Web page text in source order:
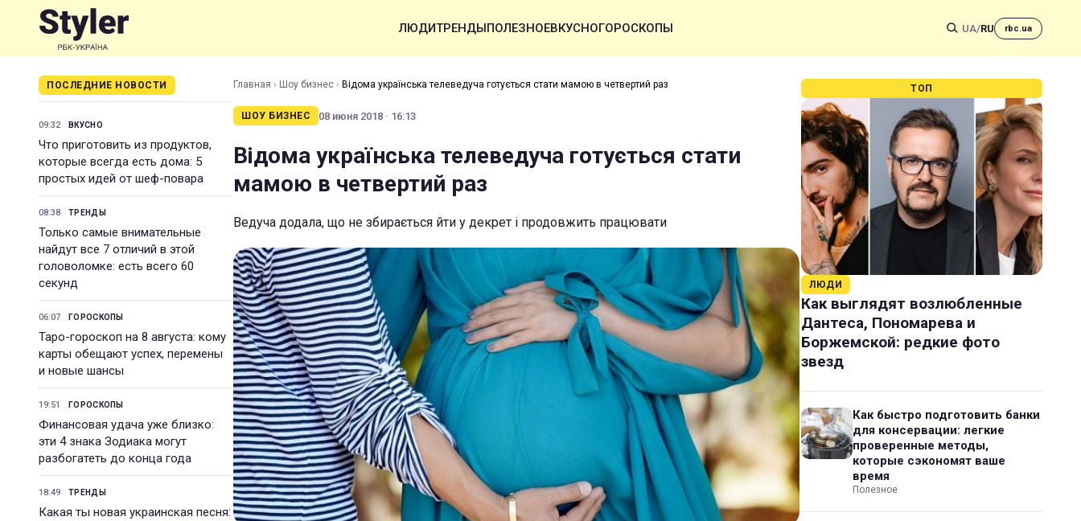
ЛЮДИТРЕНДЫПОЛЕЗНОЕВКУСНОГОРОСКОПЫ UA/RU rbc.ua
ПОСЛЕДНИЕ НОВОСТИ
09:32 ВКУСНО
Что приготовить из продуктов,
которые всегда есть дома: 5
простых идей от шеф-повара
08:38 ТРЕНДЫ
Только самые внимательные
найдут все 7 отличий в этой
головоломке: есть всего 60
секунд
06:07 ГОРОСКОПЫ
Таро-гороскоп на 8 августа: кому
карты обещают успех, перемены
и новые шансы
19:51 ГОРОСКОПЫ
Финансовая удача уже близко:
эти 4 знака Зодиака могут
разбогатеть до конца года
18:49 ТРЕНДЫ
Какая ты новая украинская песня:
Главная › Шоу бизнес › Відома українська телеведуча готується стати мамою в четвертий раз
ШОУ БИЗНЕС 08 июня 2018 · 16:13
Відома українська телеведуча готується стати
мамою в четвертий раз
Ведуча додала, що не збирається йти у декрет і продовжить працювати
ТОП
ЛЮДИ
Как выглядят возлюбленные
Дантеса, Пономарева и
Боржемской: редкие фото
звезд
Как быстро подготовить банки
для консервации: легкие
проверенные методы,
которые сэкономят ваше
время
Полезное